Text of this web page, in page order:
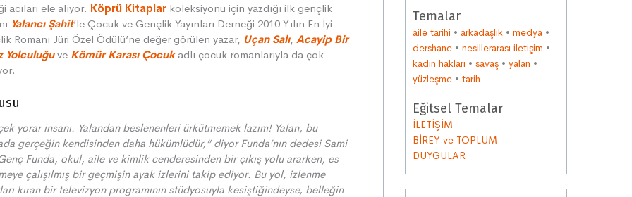
acıları ele alıyor. Köprü Kitaplar koleksiyonu için yazdığı ilk gençlik
Yalancı Şahit’le Çocuk ve Gençlik Yayınları Derneği 2010 Yılın En İyi
Romanı Jüri Özel Ödülü’ne değer görülen yazar, Uçan Salı, Acayip Bir
Yolculuğuve Kömür Karası Çocuk adlı çocuk romanlarıyla da çok
yorar insanı. Yalandan beslenenleri ürkütmemek lazım! Yalan, bu
gerçeğin kendisinden daha hükümlüdür,” diyor Funda’nın dedesi Sami
Funda, okul, aile ve kimlik cenderesinden bir çıkış yolu ararken, es
çalışılmış bir geçmişin ayak izlerini takip ediyor. Bu yol, izlenme
kıran bir televizyon programının stüdyosuyla kesiştiğindeyse, belleğin
Temalar
aile tarihi • arkadaşlık • medya •
dershane • nesillerarası iletişim •
kadın hakları • savaş • yalan •
yüzleşme • tarih
Eğitsel Temalar
İLETİŞİM
BİREY ve TOPLUM
DUYGULAR